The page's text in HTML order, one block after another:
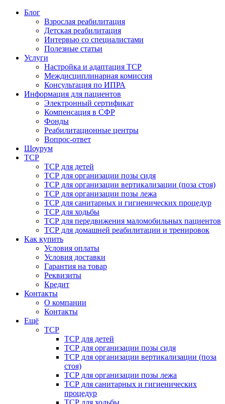
Блог
Взрослая реабилитация
Детская реабилитация
Интервью со специалистами
Полезные статьи
Услуги
Настройка и адаптация ТСР
Междисциплинарная комиссия
Консультация по ИПРА
Информация для пациентов
Электронный сертификат
Компенсация в СФР
Фонды
Реабилитационные центры
Вопрос-ответ
Шоурум
ТСР
ТСР для детей
ТСР для организации позы сидя
ТСР для организации вертикализации (поза стоя)
ТСР для организации позы лежа
ТСР для санитарных и гигиенических процедур
ТСР для ходьбы
ТСР для передвижения маломобильных пациентов
ТСР для домашней реабилитации и тренировок
Как купить
Условия оплаты
Условия доставки
Гарантия на товар
Реквизиты
Кредит
Контакты
О компании
Контакты
Ещё
ТСР
ТСР для детей
ТСР для организации позы сидя
ТСР для организации вертикализации (поза
стоя)
ТСР для организации позы лежа
ТСР для санитарных и гигиенических
процедур
ТСР для ходьбы